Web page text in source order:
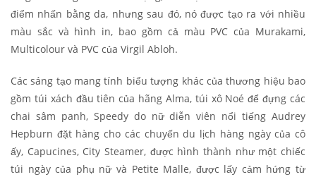
điểm nhấn bằng da, nhưng sau đó, nó được tạo ra với nhiều
màu sắc và hình in, bao gồm cả màu PVC của Murakami,
Multicolour và PVC của Virgil Abloh.
Các sáng tạo mang tính biểu tượng khác của thương hiệu bao
gồm túi xách đầu tiên của hãng Alma, túi xô Noé để đựng các
chai sâm panh, Speedy do nữ diễn viên nổi tiếng Audrey
Hepburn đặt hàng cho các chuyến du lịch hàng ngày của cô
ấy, Capucines, City Steamer, được hình thành như một chiếc
túi ngày của phụ nữ và Petite Malle, được lấy cảm hứng từ